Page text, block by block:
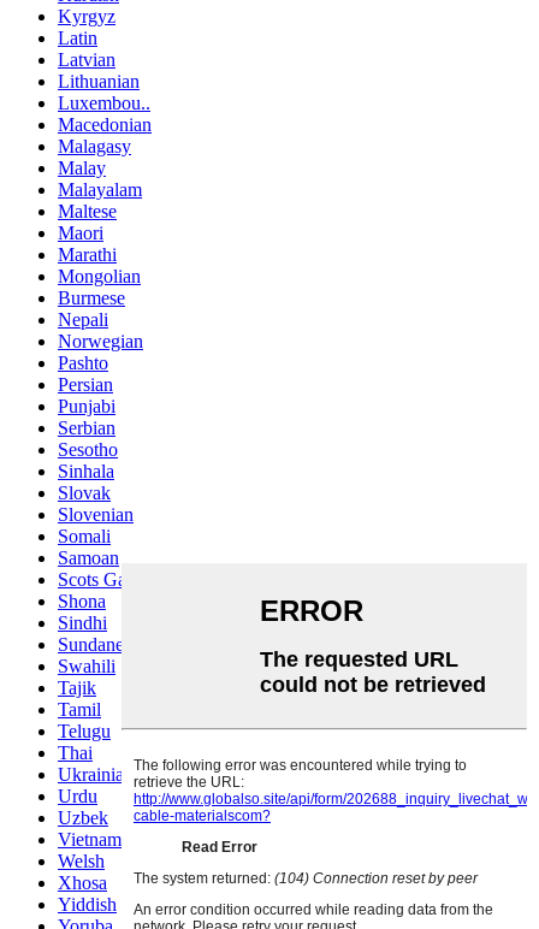
Kyrgyz
Latin
Latvian
Lithuanian
Luxembou..
Macedonian
Malagasy
Malay
Malayalam
Maltese
Maori
Marathi
Mongolian
Burmese
Nepali
Norwegian
Pashto
Persian
Punjabi
Serbian
Sesotho
Sinhala
Slovak
Slovenian
Somali
Samoan
Scots Gaelic
Shona
Sindhi
Sundanese
Swahili
Tajik
Tamil
Telugu
Thai
Ukrainian
Urdu
Uzbek
Vietnamese
Welsh
Xhosa
Yiddish